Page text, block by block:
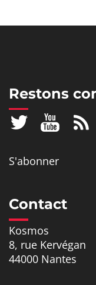
Restons
S'abonner
Contact
Kosmos
8, rue Kervégan
44000 Nantes